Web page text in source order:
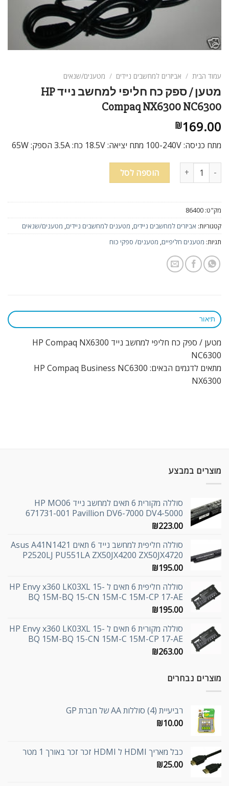
format_underlined הוסף קו תחתון לקישורים
לאפס
את
cached
עמוד הבית / אביזרים למחשבים ניידים / מטענים/שנאים
מטען / ספק כח חליפי למחשב נייד HP
Compaq NX6300 NC6300
₪169.00
מתח כניסה: 100-240V מתח יציאה: 18.5V כח: 3.5A הספק: 65W
כמות של מטען / ספק כח חליפי למחשב נייד HP Compaq NX6300 NC6300
הוספה לסל
מק"ט: 86400
קטגוריות: אביזרים למחשבים ניידים, מטענים למחשבים ניידים, מטענים/שנאים
תגיות: מטענים חליפיים, מטענים/ ספקי כוח
תיאור
מטען / ספק כח חליפי למחשב נייד HP Compaq NX6300
NC6300
מתאים לדגמים הבאים: HP Compaq Business NC6300
NX6300
מוצרים במבצע
סוללה מקורית 6 תאים למחשב נייד HP MO06
671731-001 Pavillion DV6-7000 DV4-5000
₪223.00
סוללה חליפית למחשב נייד 6 תאים Asus A41N1421
P2520LJ PU551LA ZX50JX4200 ZX50JX4720
₪195.00
סוללה חליפית 6 תאים ל HP Envy x360 LK03XL 15-
BQ 15M-BQ 15-CN 15M-C 15M-CP 17-AE
₪195.00
סוללה מקורית 6 תאים ל HP Envy x360 LK03XL 15-
BQ 15M-BQ 15-CN 15M-C 15M-CP 17-AE
₪263.00
מוצרים נבחרים
רביעיית (4) סוללות AA של חברת GP
₪10.00
כבל מאריך HDMI ל HDMI זכר זכר באורך 1 מטר
₪25.00